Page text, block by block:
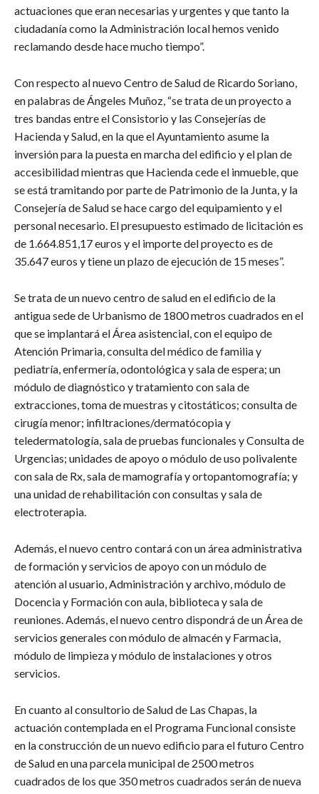
actuaciones que eran necesarias y urgentes y que tanto la
ciudadanía como la Administración local hemos venido
reclamando desde hace mucho tiempo”.
Con respecto al nuevo Centro de Salud de Ricardo Soriano,
en palabras de Ángeles Muñoz, “se trata de un proyecto a
tres bandas entre el Consistorio y las Consejerías de
Hacienda y Salud, en la que el Ayuntamiento asume la
inversión para la puesta en marcha del edificio y el plan de
accesibilidad mientras que Hacienda cede el inmueble, que
se está tramitando por parte de Patrimonio de la Junta, y la
Consejería de Salud se hace cargo del equipamiento y el
personal necesario. El presupuesto estimado de licitación es
de 1.664.851,17 euros y el importe del proyecto es de
35.647 euros y tiene un plazo de ejecución de 15 meses”.
Se trata de un nuevo centro de salud en el edificio de la
antigua sede de Urbanismo de 1800 metros cuadrados en el
que se implantará el Área asistencial, con el equipo de
Atención Primaria, consulta del médico de familia y
pediatría, enfermería, odontológica y sala de espera; un
módulo de diagnóstico y tratamiento con sala de
extracciones, toma de muestras y citostáticos; consulta de
cirugía menor; infiltraciones/dermatócopia y
teledermatología, sala de pruebas funcionales y Consulta de
Urgencias; unidades de apoyo o módulo de uso polivalente
con sala de Rx, sala de mamografía y ortopantomografía; y
una unidad de rehabilitación con consultas y sala de
electroterapia.
Además, el nuevo centro contará con un área administrativa
de formación y servicios de apoyo con un módulo de
atención al usuario, Administración y archivo, módulo de
Docencia y Formación con aula, biblioteca y sala de
reuniones. Además, el nuevo centro dispondrá de un Área de
servicios generales con módulo de almacén y Farmacia,
módulo de limpieza y módulo de instalaciones y otros
servicios.
En cuanto al consultorio de Salud de Las Chapas, la
actuación contemplada en el Programa Funcional consiste
en la construcción de un nuevo edificio para el futuro Centro
de Salud en una parcela municipal de 2500 metros
cuadrados de los que 350 metros cuadrados serán de nueva